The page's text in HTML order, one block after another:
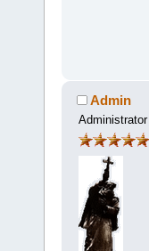
Admin
Administrator